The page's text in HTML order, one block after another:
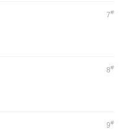
7#
8#
9#